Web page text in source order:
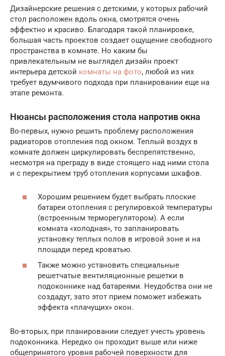
Дизайнерские решения с детскими, у которых рабочий
стол расположен вдоль окна, смотрятся очень
эффектно и красиво. Благодаря такой планировке,
большая часть проектов создает ощущение свободного
пространства в комнате. Но каким бы
привлекательным не выглядел дизайн проект
интерьера детской комнаты на фото, любой из них
требует вдумчивого подхода при планировании еще на
этапе ремонта.
Нюансы расположения стола напротив окна
Во-первых, нужно решить проблему расположения
радиаторов отопления под окном. Теплый воздух в
комнате должен циркулировать беспрепятственно,
несмотря на преграду в виде стоящего над ними стола
и с перекрытием труб отопления корпусами шкафов.
Хорошим решением будет выбрать плоские
батареи отопления с регулировкой температуры
(встроенным терморегулятором). А если
комната «холодная», то запланировать
установку теплых полов в игровой зоне и на
площади перед кроватью.
Также можно установить специальные
решетчатые вентиляционные решетки в
подоконнике над батареями. Неудобства они не
создадут, зато этот прием поможет избежать
эффекта «плачущих» окон.
Во-вторых, при планировании следует учесть уровень
подоконника. Нередко он проходит выше или ниже
общепринятого уровня рабочей поверхности для